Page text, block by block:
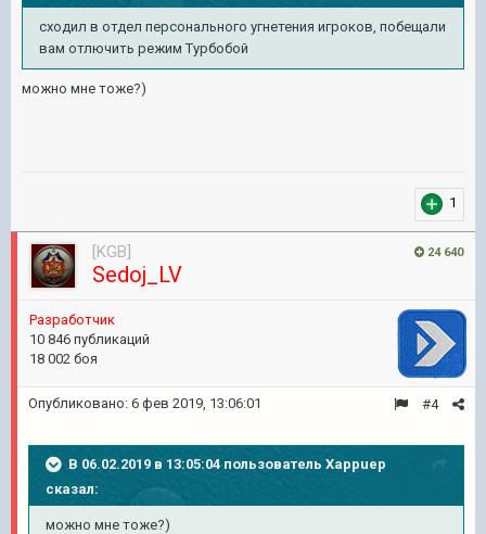
сходил в отдел персонального угнетения игроков, побещали
вам отлючить режим Турбобой
можно мне тоже?)
1
24 640
[KGB]
Sedoj_LV
Pазработчик
10 846 публикаций
18 002 боя
#4
Опубликовано: 6 фев 2019, 13:06:01
В 06.02.2019 в 13:05:04 пользователь Xappuep
сказал:
можно мне тоже?)